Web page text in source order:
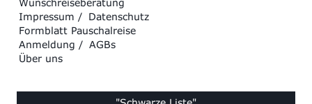
Wunschreiseberatung
Impressum / Datenschutz
Formblatt Pauschalreise
Anmeldung / AGBs
Über uns